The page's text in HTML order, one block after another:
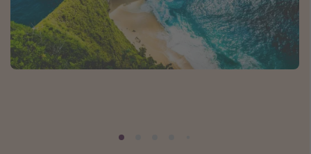
Reiseziele
Alle Reiseziele
Bodensee Urlaub